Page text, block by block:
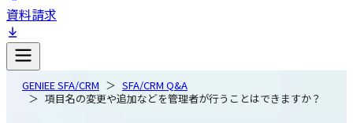
資料請求
GENIEE SFA/CRM
SFA/CRM Q&A
項目名の変更や追加などを管理者が行うことはできますか？